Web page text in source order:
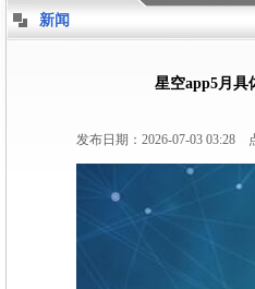
新闻
星空app5月具
发布日期：2026-07-03 03:28